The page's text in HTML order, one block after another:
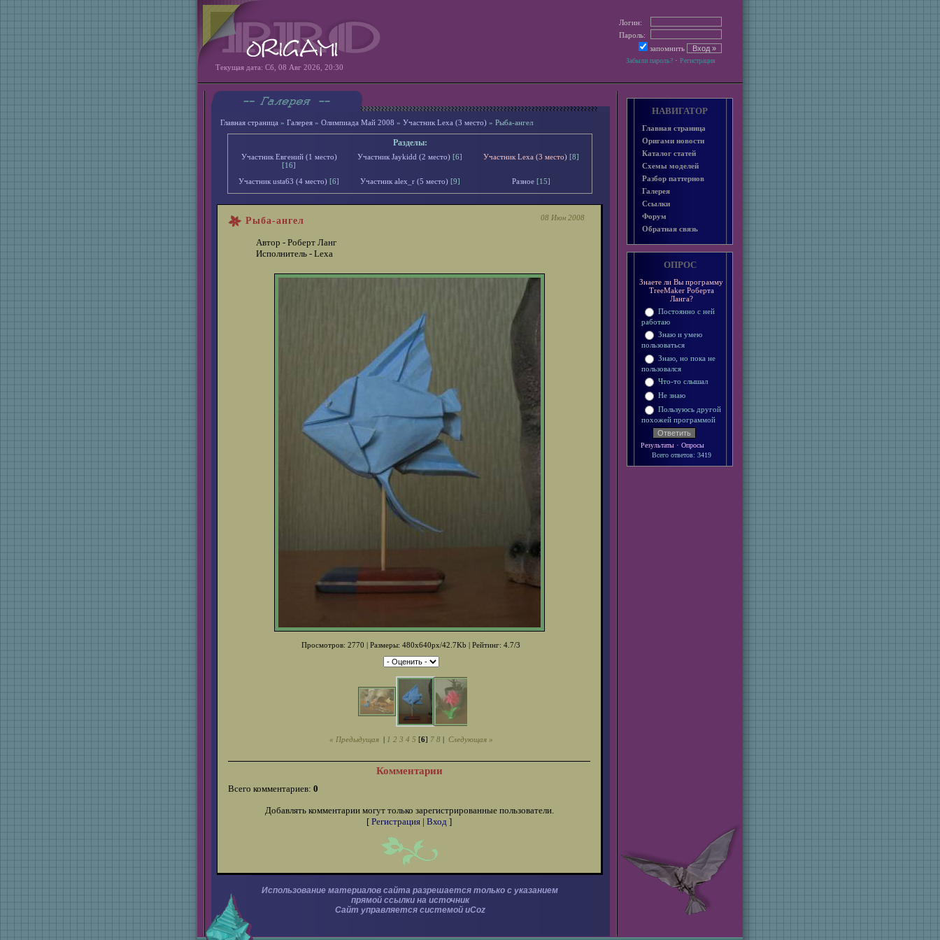
Текущая дата: Сб, 08 Авг 2026, 20:30
Логин:
Пароль:
запомнить
Забыли пароль?· Регистрация
Главная страница » Галерея » Олимпиада Май 2008 » Участник Lexa (3 место) » Рыба-ангел
Разделы:
Участник Евгений (1 место)
[16]
Участник Jaykidd (2 место) [6] Участник Lexa (3 место) [8]
Участник usta63 (4 место) [6] Участник alex_r (5 место) [9] Разное [15]
Рыба-ангел
Автор - Роберт Ланг
Исполнитель - Lexa
08 Июн 2008
Просмотров: 2770 | Размеры: 480x640px/42.7Kb | Рейтинг: 4.7/3
« Предыдущая| 1 2 3 4 5 [6] 7 8| Следующая »
Комментарии
Всего комментариев: 0
Добавлять комментарии могут только зарегистрированные пользователи.
[ Регистрация | Вход ]
Использование материалов сайта разрешается только с указанием
прямой ссылки на источник
Сайт управляется системой uCoz
НАВИГАТОР
Главная страница
Оригами новости
Каталог статей
Схемы моделей
Разбор паттернов
Галерея
Ссылки
Форум
Обратная связь
ОПРОС
Знаете ли Вы программу
TreeMaker Роберта
Ланга?
Постоянно с ней
работаю
Знаю и умею
пользоваться
Знаю, но пока не
пользовался
Что-то слышал
Не знаю
Пользуюсь другой
похожей программой
Результаты · Опросы
Всего ответов: 3419